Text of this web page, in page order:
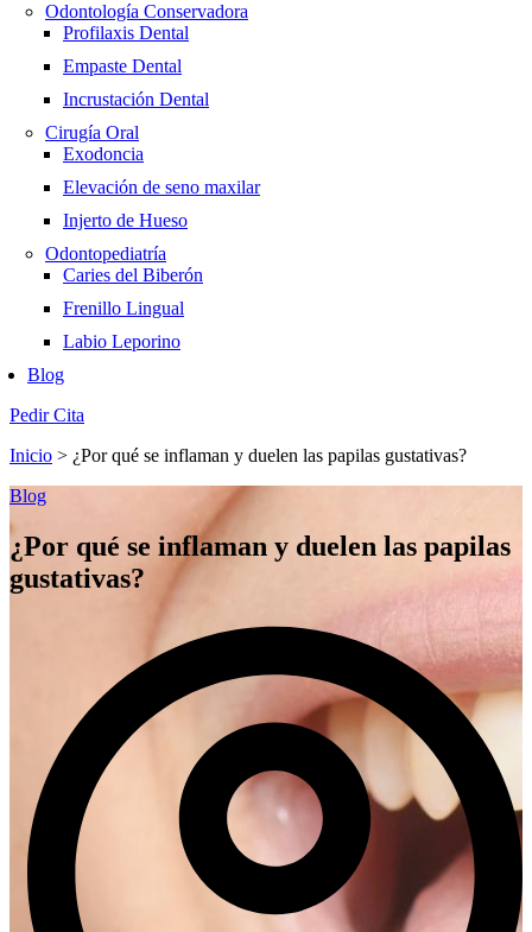
Odontología Conservadora
Profilaxis Dental
Empaste Dental
Incrustación Dental
Cirugía Oral
Exodoncia
Elevación de seno maxilar
Injerto de Hueso
Odontopediatría
Caries del Biberón
Frenillo Lingual
Labio Leporino
Blog
Pedir Cita
Inicio > ¿Por qué se inflaman y duelen las papilas gustativas?
Blog
¿Por qué se inflaman y duelen las papilas
gustativas?